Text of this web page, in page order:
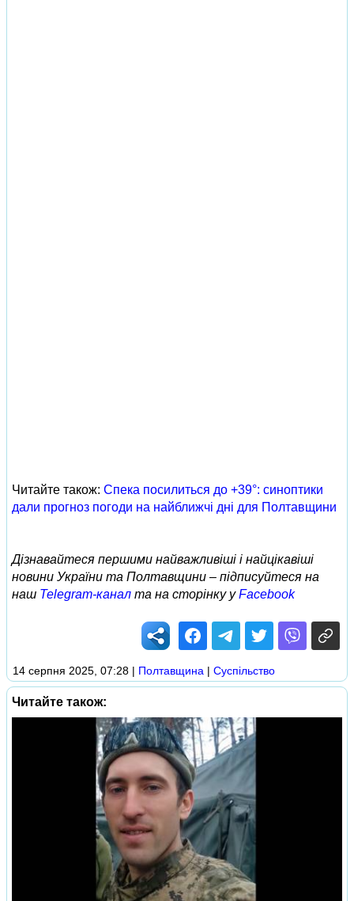
Читайте також: Спека посилиться до +39°: синоптики
дали прогноз погоди на найближчі дні для Полтавщини
Дізнавайтеся першими найважливіші і найцікавіші
новини України та Полтавщини – підписуйтеся на
наш Telegram-канал та на сторінку уFacebook
14 серпня 2025, 07:28 | Полтавщина | Суспільство
Читайте також: